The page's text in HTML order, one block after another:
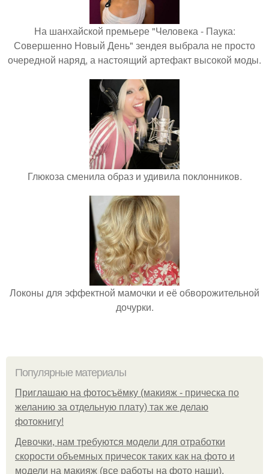
На шанхайской премьере "Человека - Паука:
Совершенно Новый День" зендея выбрала не просто
очередной наряд, а настоящий артефакт высокой моды.
Глюкоза сменила образ и удивила поклонников.
Локоны для эффектной мамочки и её обворожительной
дочурки.
Популярные материалы
Приглашаю на фотосъёмку (макияж - прическа по
желанию за отдельную плату) так же делаю
фотокнигу!
Девочки, нам требуются модели для отработки
скорости объемных причесок таких как на фото и
модели на макияж (все работы на фото наши).